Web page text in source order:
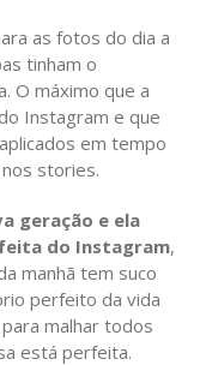
as fotos do dia a
tinham o
O máximo que a
Instagram e que
em tempo
stories.
geração e ela
do Instagram,
manhã tem suco
perfeito da vida
malhar todos
está perfeita.